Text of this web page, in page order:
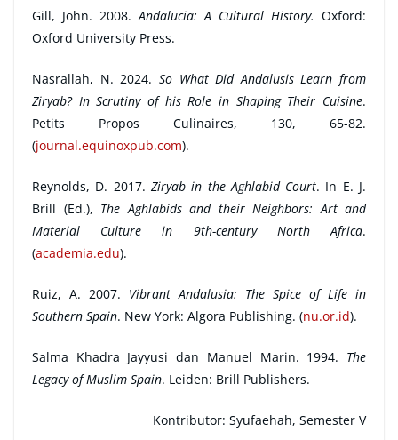
Gill, John. 2008.Andalucia: A Cultural History. Oxford:
Oxford University Press.
Nasrallah, N. 2024. So What Did Andalusis Learn from
Ziryab? In Scrutiny of his Role in Shaping Their Cuisine.
Petits Propos Culinaires, 130, 65-82.
(journal.equinoxpub.com).
Reynolds, D. 2017. Ziryab in the Aghlabid Court. In E. J.
Brill (Ed.), The Aghlabids and their Neighbors: Art and
Material Culture in 9th-century North Africa.
(academia.edu).
Ruiz, A. 2007. Vibrant Andalusia: The Spice of Life in
Southern Spain. New York: Algora Publishing. (nu.or.id).
Salma Khadra Jayyusi dan Manuel Marin. 1994. The
Legacy of Muslim Spain. Leiden: Brill Publishers.
Kontributor: Syufaehah, Semester V